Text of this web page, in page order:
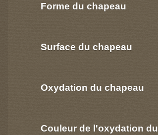
Forme du chapeau
Surface du chapeau
Oxydation du chapeau
Couleur de l'oxydation du